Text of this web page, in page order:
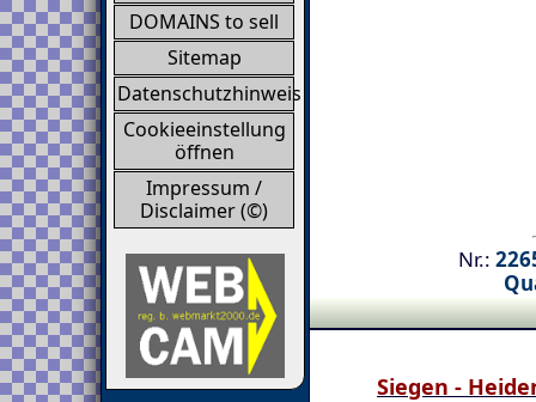
DOMAINS to sell
Sitemap
Datenschutzhinweis
Cookieeinstellung
öffnen
Impressum /
Disclaimer (©)
Nr.:
Siegen -